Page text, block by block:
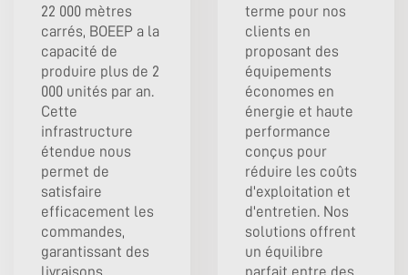
22 000 mètres
carrés, BOEEP a la
capacité de
produire plus de 2
000 unités par an.
Cette
infrastructure
étendue nous
permet de
satisfaire
efficacement les
commandes,
garantissant des
terme pour nos
clients en
proposant des
équipements
économes en
énergie et haute
performance
conçus pour
réduire les coûts
d'exploitation et
d'entretien. Nos
solutions offrent
un équilibre